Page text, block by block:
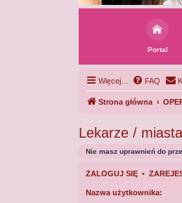
Portal
Więcej… FAQ
Strona główna
Lekarze /
Nie masz uprawnień do
ZALOGUJ SIĘ •
Nazwa użytkownika: